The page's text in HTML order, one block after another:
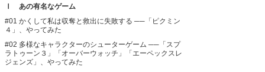
Ⅰ あの有名なゲーム
#01 かくして私は収奪と救出に失敗する ──「ピクミン
４」、やってみた
#02 多様なキャラクターのシューターゲーム ──「スプ
ラトゥーン３」「オーバーウォッチ」「エーペックスレ
ジェンズ」、やってみた